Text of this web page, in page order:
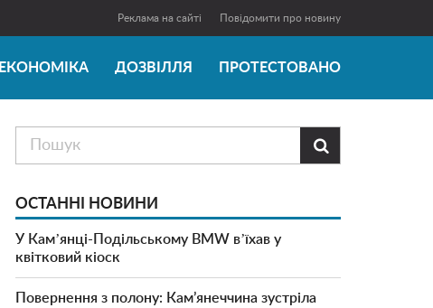
Реклама на сайті Повідомити про новину
ЕКОНОМІКА ДОЗВІЛЛЯ ПРОТЕСТОВАНО

ОСТАННІ НОВИНИ
У Камʼянці-Подільському BMW вʼїхав у
квітковий кіоск
Повернення з полону: Кам’янеччина зустріла